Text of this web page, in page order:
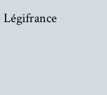
Légifrance